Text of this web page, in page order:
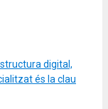
digital,
és la clau